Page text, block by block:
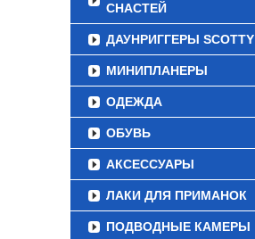
СНАСТЕЙ
ДАУНРИГГЕРЫ SCOTTY
МИНИПЛАНЕРЫ
ОДЕЖДА
ОБУВЬ
АКСЕССУАРЫ
ЛАКИ ДЛЯ ПРИМАНОК
ПОДВОДНЫЕ КАМЕРЫ